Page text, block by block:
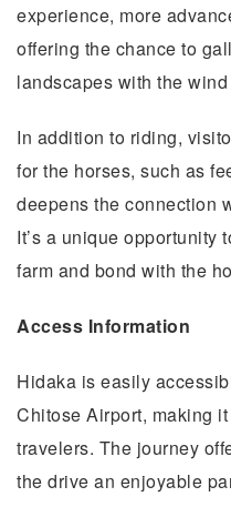
experience, more
offering the chance to
landscapes with the
In addition to riding,
for the horses, such as
deepens the connection
It’s a unique opportunity
farm and bond with the
Access Information
Hidaka is easily
Chitose Airport, making
travelers. The journey
the drive an enjoyable